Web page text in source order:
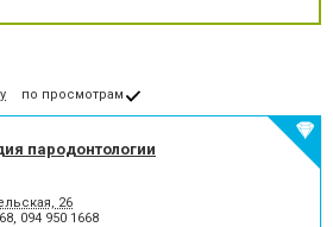
стоматологии
Пломбирование зубов
Подготовка к
стоматологии
по просмотрам
пародонтологии
26
, 094 950 1668